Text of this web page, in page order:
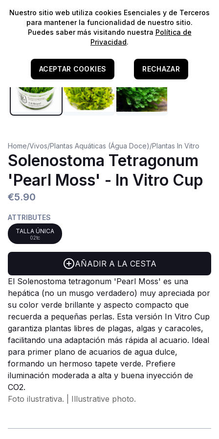
⭐️¡Envíos gratis para pedidos superiores a 60€!*⭐️
Home/Vivos/Plantas Aquáticas (Água Doce)/Plantas In Vitro
Solenostoma Tetragonum
'Pearl Moss' - In Vitro Cup
€5.90
ATTRIBUTES
TALLA ÚNICA
02tc
AÑADIR A LA CESTA
El Solenostoma tetragonum 'Pearl Moss' es una
hepática (no un musgo verdadero) muy apreciada por
su color verde brillante y aspecto compacto que
recuerda a pequeñas perlas. Esta versión In Vitro Cup
garantiza plantas libres de plagas, algas y caracoles,
facilitando una adaptación más rápida al acuario. Ideal
para primer plano de acuarios de agua dulce,
formando un hermoso tapete verde. Prefiere
iluminación moderada a alta y buena inyección de
CO2.
Foto ilustrativa. | Illustrative photo.
Nuestro sitio web utiliza cookies Esenciales y de Terceros
para mantener la funcionalidad de nuestro sitio.
Puedes saber más visitando nuestra Política de
Privacidad.
ACEPTAR COOKIES RECHAZAR